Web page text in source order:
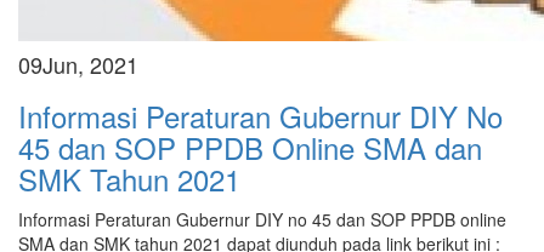
09Jun, 2021
Informasi Peraturan Gubernur DIY No
45 dan SOP PPDB Online SMA dan
SMK Tahun 2021
Informasi Peraturan Gubernur DIY no 45 dan SOP PPDB online
SMA dan SMK tahun 2021 dapat diunduh pada link berikut ini :